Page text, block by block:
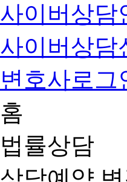
사이버상담
사이버상담
변호사로그
홈
법률상담